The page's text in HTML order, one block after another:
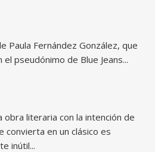
Paula Fernández González, que
el pseudónimo de Blue Jeans...
obra literaria con la intención de
convierta en un clásico es
inútil...